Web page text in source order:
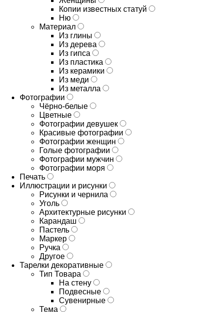
Копии известных статуй
Ню
Материал
Из глины
Из дерева
Из гипса
Из пластика
Из керамики
Из меди
Из металла
Фотографии
Чёрно-белые
Цветные
Фотографии девушек
Красивые фотографии
Фотографии женщин
Голые фотографии
Фотографии мужчин
Фотографии моря
Печать
Иллюстрации и рисунки
Рисунки и чернила
Уголь
Архитектурные рисунки
Карандаш
Пастель
Маркер
Ручка
Другое
Тарелки декоративные
Тип Товара
На стену
Подвесные
Сувенирные
Тема